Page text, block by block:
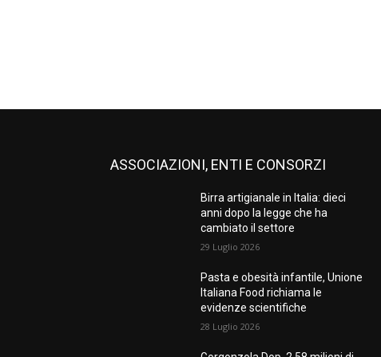
ASSOCIAZIONI, ENTI E CONSORZI
Birra artigianale in Italia: dieci
anni dopo la legge che ha
cambiato il settore
29 Luglio 2026
Pasta e obesità infantile, Unione
Italiana Food richiama le
evidenze scientifiche
28 Luglio 2026